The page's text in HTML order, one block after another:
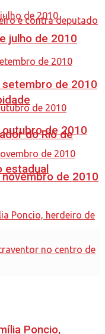
do Rio de
estadual
Poncio,
julho de 2010
setembro de 2010
outubro de 2010
novembro de 2010